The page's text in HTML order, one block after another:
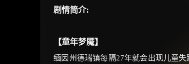
剧情简介:
【童年梦魇】
缅因州德瑞镇每隔27年就会出现儿童